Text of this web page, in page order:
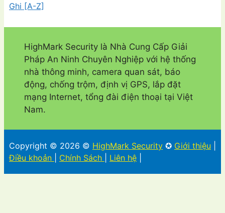
Ghi [A-Z]
HighMark Security là Nhà Cung Cấp Giải
Pháp An Ninh Chuyên Nghiệp với hệ thống
nhà thông minh, camera quan sát, báo
động, chống trộm, định vị GPS, lắp đặt
mạng Internet, tổng đài điện thoại tại Việt
Nam.
Copyright © 2026 © HighMark Security ✪ Giới thiệu
Điều khoản
Chính Sách Liên hệ